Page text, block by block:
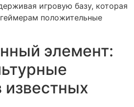
игровую базу, которая
положительные
элемент: